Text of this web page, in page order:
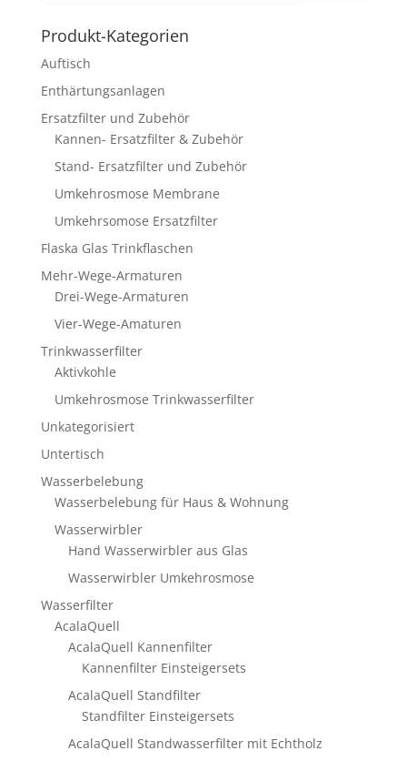
Produkt-Kategorien
Auftisch
Enthärtungsanlagen
Ersatzfilter und Zubehör
Kannen- Ersatzfilter & Zubehör
Stand- Ersatzfilter und Zubehör
Umkehrosmose Membrane
Umkehrsomose Ersatzfilter
Flaska Glas Trinkflaschen
Mehr-Wege-Armaturen
Drei-Wege-Armaturen
Vier-Wege-Amaturen
Trinkwasserfilter
Aktivkohle
Umkehrosmose Trinkwasserfilter
Unkategorisiert
Untertisch
Wasserbelebung
Wasserbelebung für Haus & Wohnung
Wasserwirbler
Hand Wasserwirbler aus Glas
Wasserwirbler Umkehrosmose
Wasserfilter
AcalaQuell
AcalaQuell Kannenfilter
Kannenfilter Einsteigersets
AcalaQuell Standfilter
Standfilter Einsteigersets
AcalaQuell Standwasserfilter mit Echtholz